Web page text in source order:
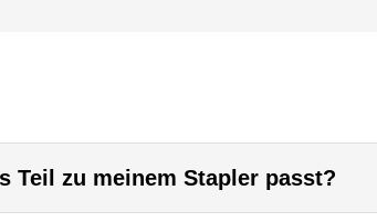
Teil zu meinem Stapler passt?